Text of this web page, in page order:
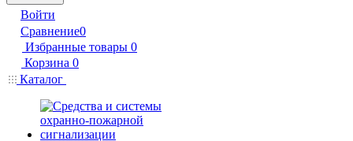
Войти
Сравнение0
Избранные товары 0
Корзина 0
Каталог